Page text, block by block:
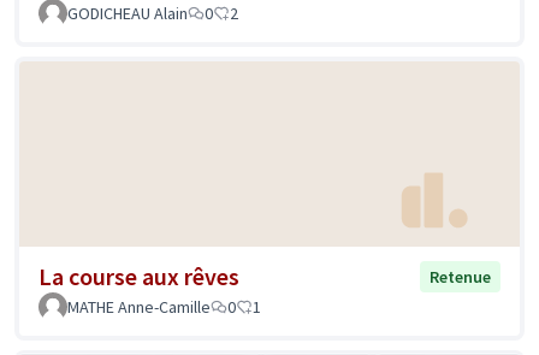
GODICHEAU Alain
0 2
La course aux rêves
Retenue
MATHE Anne-Camille
0 1